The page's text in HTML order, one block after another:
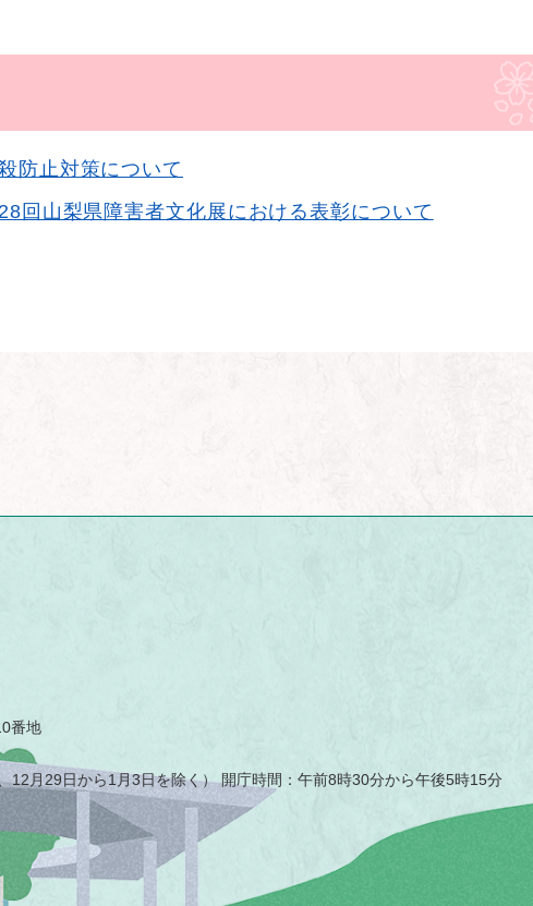
防止対策について
回山梨県障害者文化展における表彰について
番地
12月29日から1月3日を除く） 開庁時間：午前8時30分から午後5時15分